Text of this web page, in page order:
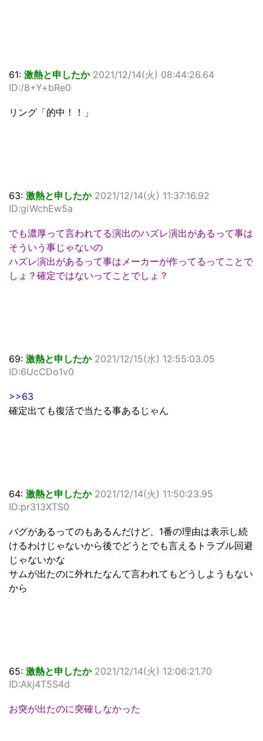
61: 激熱と申したか 2021/12/14(火) 08:44:26.64
ID:/8+Y+bRe0
リング「的中！！」
63: 激熱と申したか 2021/12/14(火) 11:37:16.92
ID:giWchEw5a
でも濃厚って言われてる演出のハズレ演出があるって事は
そういう事じゃないの
ハズレ演出があるって事はメーカーが作ってるってことで
しょ？確定ではないってことでしょ？
69: 激熱と申したか 2021/12/15(水) 12:55:03.05
ID:6UcCDo1v0
>>63
確定出ても復活で当たる事あるじゃん
64: 激熱と申したか 2021/12/14(火) 11:50:23.95
ID:pr313XTS0
バグがあるってのもあるんだけど、1番の理由は表示し続
けるわけじゃないから後でどうとでも言えるトラブル回避
じゃないかな
サムが出たのに外れたなんて言われてもどうしようもない
から
65: 激熱と申したか 2021/12/14(火) 12:06:21.70
ID:Akj4T5S4d
お突が出たのに突確しなかった